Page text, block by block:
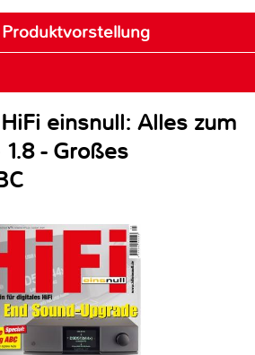
einsnull: Alles zum
- Großes